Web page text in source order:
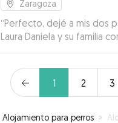
Zaragoza
“Perfecto, dejé a mis dos
Laura Daniela y su familia
de preaviso y todo ha ido
estaban adaptando y el
excelente.
1 2 3
Alojamiento para perros »